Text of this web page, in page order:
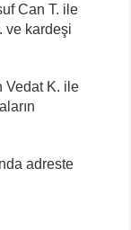
Can T. ile
ve kardeşi
Vedat K. ile
adreste